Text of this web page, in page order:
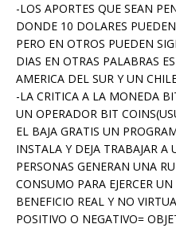
-LOS APORTES QUE SEAN
DONDE 10 DOLARES
PERO EN OTROS PUEDEN
DIAS EN OTRAS PALABRAS
AMERICA DEL SUR Y UN
-LA CRITICA A LA MONEDA
UN OPERADOR BIT
EL BAJA GRATIS UN
INSTALA Y DEJA TRABAJAR
PERSONAS GENERAN UNA
CONSUMO PARA EJERCER
BENEFICIO REAL Y NO
POSITIVO O NEGATIVO=